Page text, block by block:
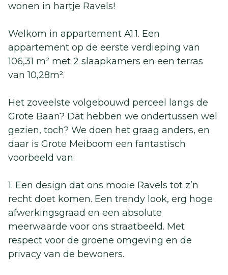
wonen in hartje Ravels!
Welkom in appartement A1.1. Een
appartement op de eerste verdieping van
106,31 m² met 2 slaapkamers en een terras
van 10,28m².
Het zoveelste volgebouwd perceel langs de
Grote Baan? Dat hebben we ondertussen wel
gezien, toch? We doen het graag anders, en
daar is Grote Meiboom een fantastisch
voorbeeld van:
1. Een design dat ons mooie Ravels tot z’n
recht doet komen. Een trendy look, erg hoge
afwerkingsgraad en een absolute
meerwaarde voor ons straatbeeld. Met
respect voor de groene omgeving en de
privacy van de bewoners.